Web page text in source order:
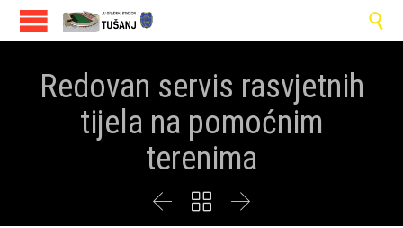

Redovan servis rasvjetnih
tijela na pomoćnim
terenima
  